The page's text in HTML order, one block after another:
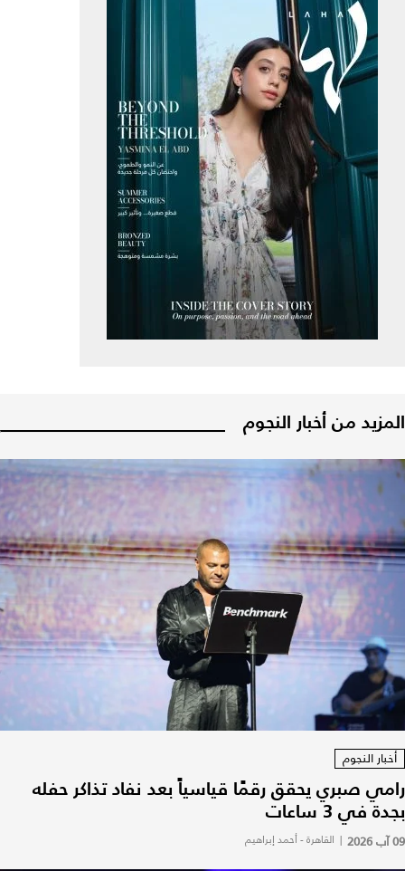
المزيد من أخبار النجوم
أخبار النجوم
رامي صبري يحقق رقمًا قياسياً بعد نفاد تذاكر حفله
بجدة في 3 ساعات
09 آب 2026 | القاهرة - أحمد إبراهيم